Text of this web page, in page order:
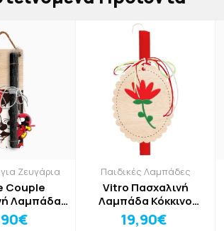
Ζευγάρια
Couple
Λαμπάδα
Παιδικές Λαμπάδες
Vitro Πασχαλινή
Λαμπάδα Κόκκινο
Λουλούδι 30cm
19,90€